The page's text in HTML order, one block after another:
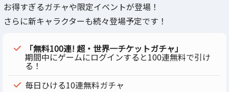
お得すぎるガチャや限定イベントが登場！
さらに新キャラクターも続々登場予定です！
「無料100連! 超・世界一チケットガチャ」
期間中にゲームにログインすると100連無料で引け
る！
毎日ひける10連無料ガチャ